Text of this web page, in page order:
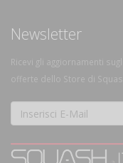
Newsletter
Ricevi gli aggiornamenti
offerte dello Store di